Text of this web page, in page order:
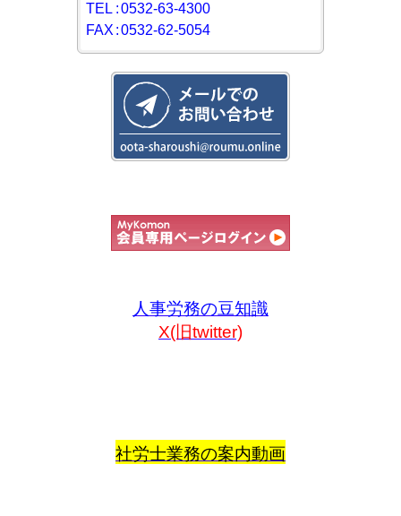
TEL :0532-63-4300
FAX :0532-62-5054
人事労務の豆知識
X(旧twitter)
社労士業務の案内動画